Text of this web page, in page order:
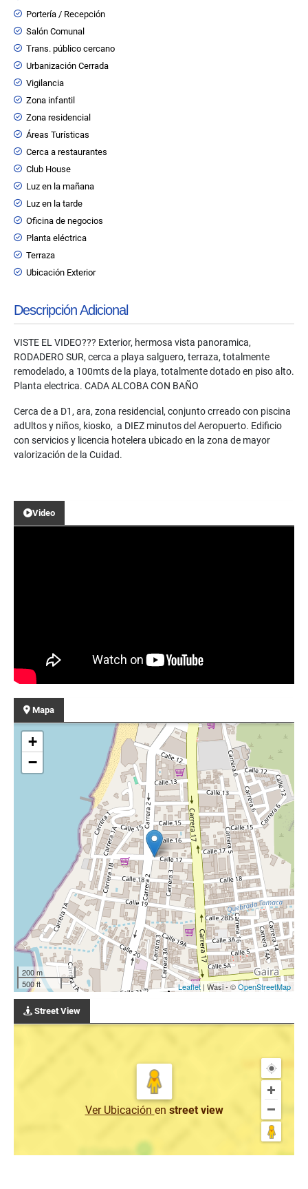
Portería / Recepción
Salón Comunal
Trans. público cercano
Urbanización Cerrada
Vigilancia
Zona infantil
Zona residencial
Áreas Turísticas
Cerca a restaurantes
Club House
Luz en la mañana
Luz en la tarde
Oficina de negocios
Planta eléctrica
Terraza
Ubicación Exterior
Descripción Adicional
VISTE EL VIDEO??? Exterior, hermosa vista panoramica,
RODADERO SUR, cerca a playa salguero, terraza, totalmente
remodelado, a 100mts de la playa, totalmente dotado en piso alto.
Planta electrica. CADA ALCOBA CON BAÑO
Cerca de a D1, ara, zona residencial, conjunto crreado con piscina
adUltos y niños, kiosko, a DIEZ minutos del Aeropuerto. Edificio
con servicios y licencia hotelera ubicado en la zona de mayor
valorización de la Cuidad.
Video
Mapa
+
−
200 m
500 ft
Leaflet | Wasi - ©OpenStreetMap
Street View
Ver Ubicación en street view